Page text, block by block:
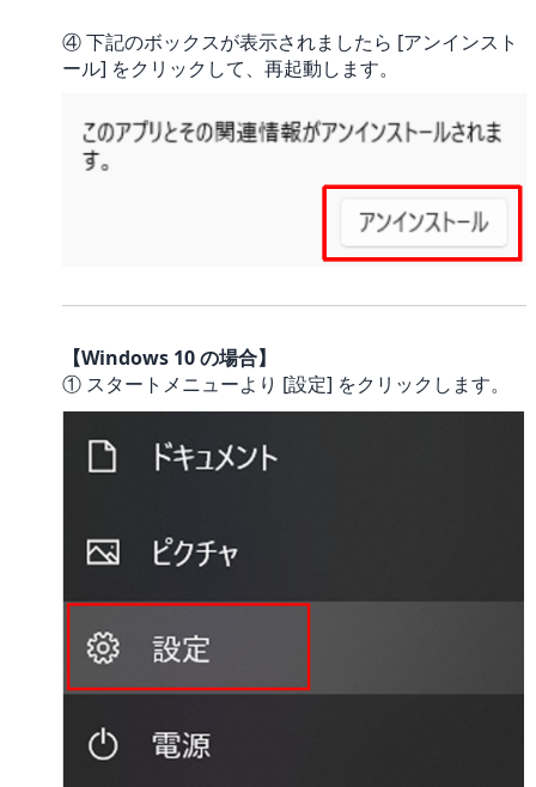
④ 下記のボックスが表示されましたら [アンインスト
ール] をクリックして、再起動します。
【Windows 10 の場合】
① スタートメニューより [設定] をクリックします。